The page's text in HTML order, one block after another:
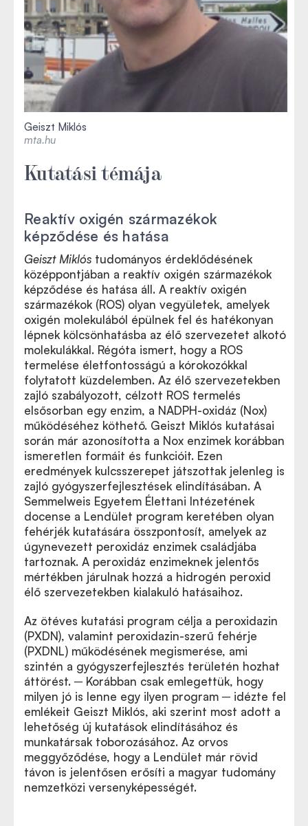
Geiszt Miklós
mta.hu
Kutatási témája
Reaktív oxigén származékok
képződése és hatása
Geiszt Miklós tudományos érdeklődésének
középpontjában a reaktív oxigén származékok
képződése és hatása áll. A reaktív oxigén
származékok (ROS) olyan vegyületek, amelyek
oxigén molekulából épülnek fel és hatékonyan
lépnek kölcsönhatásba az élő szervezetet alkotó
molekulákkal. Régóta ismert, hogy a ROS
termelése életfontosságú a kórokozókkal
folytatott küzdelemben. Az élő szervezetekben
zajló szabályozott, célzott ROS termelés
elsősorban egy enzim, a NADPH-oxidáz (Nox)
működéséhez köthető. Geiszt Miklós kutatásai
során már azonosította a Nox enzimek korábban
ismeretlen formáit és funkcióit. Ezen
eredmények kulcsszerepet játszottak jelenleg is
zajló gyógyszerfejlesztések elindításában. A
Semmelweis Egyetem Élettani Intézetének
docense a Lendület program keretében olyan
fehérjék kutatására összpontosít, amelyek az
úgynevezett peroxidáz enzimek családjába
tartoznak. A peroxidáz enzimeknek jelentős
mértékben járulnak hozzá a hidrogén peroxid
élő szervezetekben kialakuló hatásaihoz.
Az ötéves kutatási program célja a peroxidazin
(PXDN), valamint peroxidazin-szerű fehérje
(PXDNL) működésének megismerése, ami
szintén a gyógyszerfejlesztés területén hozhat
áttörést. ─ Korábban csak emlegettük, hogy
milyen jó is lenne egy ilyen program ─ idézte fel
emlékeit Geiszt Miklós, aki szerint most adott a
lehetőség új kutatások elindításához és
munkatársak toborozásához. Az orvos
meggyőződése, hogy a Lendület már rövid
távon is jelentősen erősíti a magyar tudomány
nemzetközi versenyképességét.